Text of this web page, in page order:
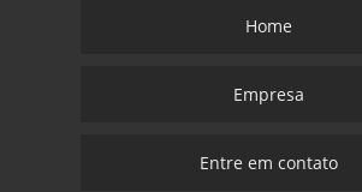
Home
Empresa
Entre em contato